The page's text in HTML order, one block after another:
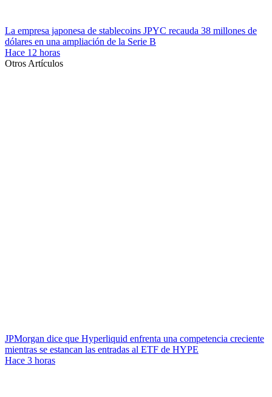
La empresa japonesa de stablecoins JPYC recauda 38 millones de
dólares en una ampliación de la Serie B
Hace 12 horas
Otros Artículos
JPMorgan dice que Hyperliquid enfrenta una competencia creciente
mientras se estancan las entradas al ETF de HYPE
Hace 3 horas